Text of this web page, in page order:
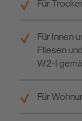
Für
Für Innen
Fliesen
W2-I
Für